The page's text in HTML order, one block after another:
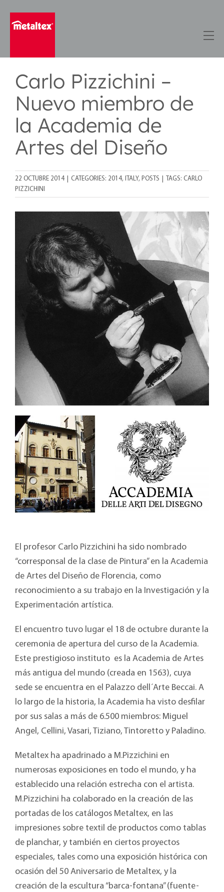
Carlo Pizzichini –
Nuevo miembro de
la Academia de
Artes del Diseño
22 OCTUBRE 2014 CATEGORIES: 2014, ITALY, POSTS TAGS: CARLO
PIZZICHINI
El profesor Carlo Pizzichini ha sido nombrado
“corresponsal de la clase de Pintura” en la Academia
de Artes del Diseño de Florencia, como
reconocimiento a su trabajo en la Investigación y la
Experimentación artística.
El encuentro tuvo lugar el 18 de octubre durante la
ceremonia de apertura del curso de la Academia.
Este prestigioso instituto es la Academia de Artes
más antigua del mundo (creada en 1563), cuya
sede se encuentra en el Palazzo dell´Arte Beccai. A
lo largo de la historia, la Academia ha visto desfilar
por sus salas a más de 6.500 miembros: Miguel
Angel, Cellini, Vasari, Tiziano, Tintoretto y Paladino.
Metaltex ha apadrinado a M.Pizzichini en
numerosas exposiciones en todo el mundo, y ha
establecido una relación estrecha con el artista.
M.Pizzichini ha colaborado en la creación de las
portadas de los catálogos Metaltex, en las
impresiones sobre textil de productos como tablas
de planchar, y también en ciertos proyectos
especiales, tales como una exposición histórica con
ocasión del 50 Aniversario de Metaltex, y la
creación de la escultura “barca-fontana” (fuente-